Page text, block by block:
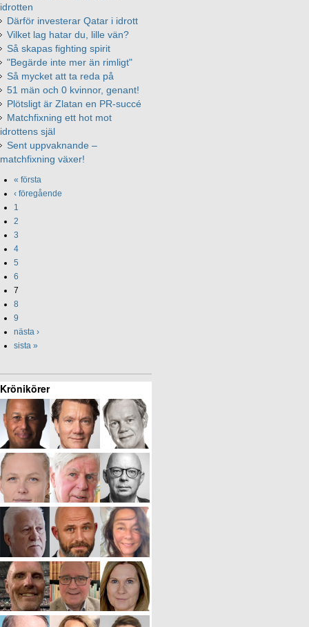
idrotten
Därför investerar Qatar i idrott
Vilket lag hatar du, lille vän?
Så skapas fighting spirit
"Begärde inte mer än rimligt"
Så mycket att ta reda på
51 män och 0 kvinnor, genant!
Plötsligt är Zlatan en PR-succé
Matchfixning ett hot mot
idrottens själ
Sent uppvaknande –
matchfixning växer!
« första
‹ föregående
1
2
3
4
5
6
7
8
9
nästa ›
sista »
Krönikörer